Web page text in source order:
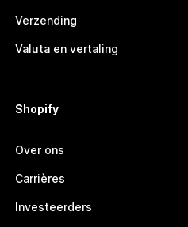
Verzending
Valuta en vertaling
Shopify
Over ons
Carrières
Investeerders